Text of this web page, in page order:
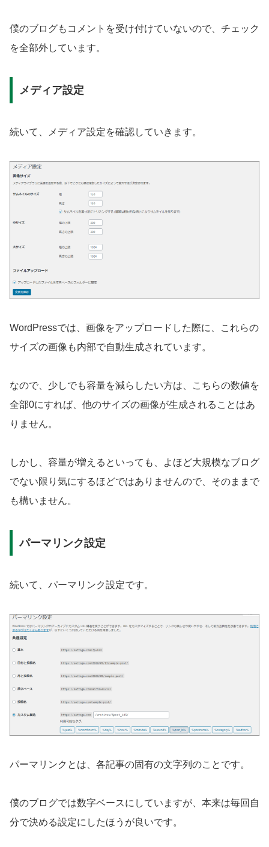
僕のブログもコメントを受け付けていないので、チェック
を全部外しています。
メディア設定
続いて、メディア設定を確認していきます。
WordPressでは、画像をアップロードした際に、これらの
サイズの画像も内部で自動生成されています。
なので、少しでも容量を減らしたい方は、こちらの数値を
全部0にすれば、他のサイズの画像が生成されることはあ
りません。
しかし、容量が増えるといっても、よほど大規模なブログ
でない限り気にするほどではありませんので、そのままで
も構いません。
パーマリンク設定
続いて、パーマリンク設定です。
パーマリンクとは、各記事の固有の文字列のことです。
僕のブログでは数字ベースにしていますが、本来は毎回自
分で決める設定にしたほうが良いです。